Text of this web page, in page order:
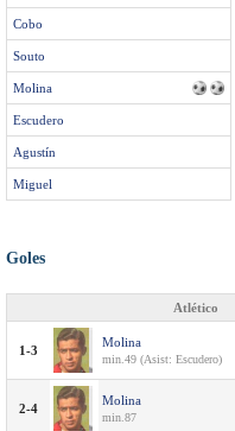
Cobo
Souto
Molina
Escudero
Agustín
Miguel
Goles
Atlético
1-3
Molina
min.49 (Asist: Escudero)
2-4
Molina
min.87